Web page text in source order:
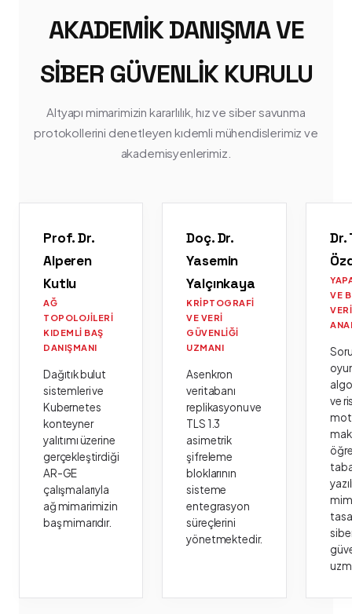
AKADEMIK DANIŞMA VE
SIBER GÜVENLIK KURULU
Altyapı mimarimizin kararlılık, hız ve siber savunma
protokollerini denetleyen kıdemli mühendislerimiz ve
akademisyenlerimiz.
Prof. Dr.
Alperen
Kutlu
AĞ
TOPOLOJILERI
KIDEMLI BAŞ
DANIŞMANI
Dağıtık bulut
sistemleri ve
Kubernetes
konteyner
yalıtımı üzerine
gerçekleştirdiği
AR-GE
çalışmalarıyla
ağ mimarimizin
baş mimarıdır.
Doç. Dr.
Yasemin
Yalçınkaya
KRIPTOGRAFI
VE VERI
GÜVENLIĞI
UZMANI
Asenkron
veritabanı
replikasyonu ve
TLS 1.3
asimetrik
şifreleme
bloklarının
sisteme
entegrasyon
süreçlerini
yönetmektedir.
Dr.
VE
VERI
ve